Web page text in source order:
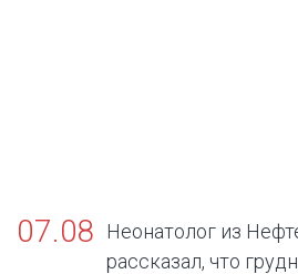
07.08
Неонатолог из
рассказал, что